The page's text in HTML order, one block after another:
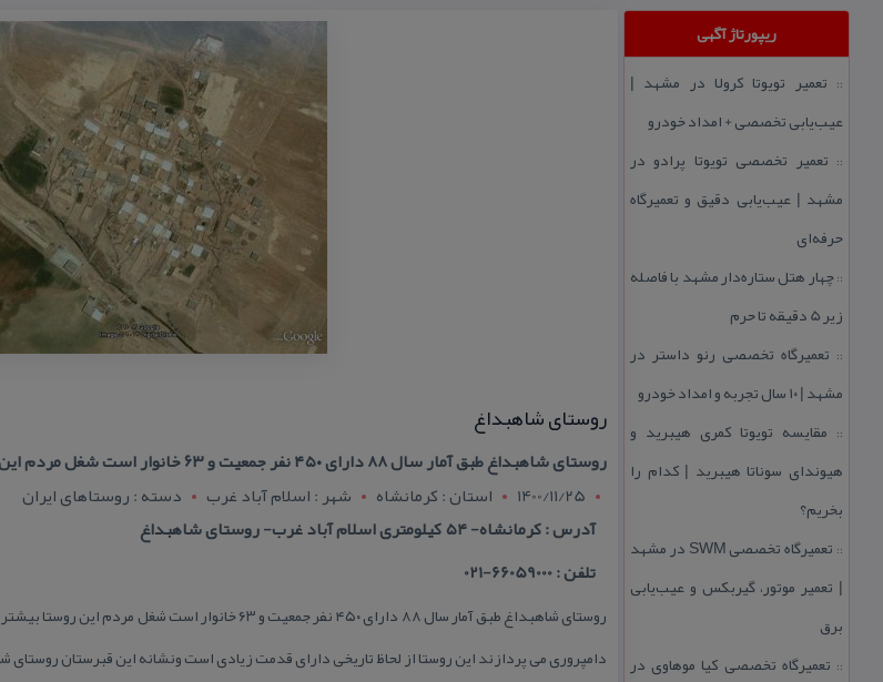
ریپورتاژ آگهی
:: تعمیر تویوتا كرولا در مشهد |
عیب‌یابی تخصصی + امداد خودرو
:: تعمیر تخصصی تویوتا پرادو در
مشهد | عیب‌یابی دقیق و تعمیرگاه
حرفه‌ای
::چهار هتل‌ ستاره‌دار مشهد با فاصله
زیر 5 دقیقه تا حرم
:: تعمیرگاه تخصصی رنو داستر در
مشهد | ۱۰ سال تجربه و امداد خودرو
:: مقایسه تویوتا كمری هیبرید و
هیوندای سوناتا هیبرید | كدام را
بخریم؟
::
تعمیرگاه تخصصی SWM در مشهد
| تعمیر موتور، گیربكس و عیب‌یابی
برق
:: تعمیرگاه تخصصی كیا موهاوی در
روستای شاهبداغ
روستای شاهبداغ طبق آمار سال ۸۸ دارای ۴۵۰ نفر جمعیت و ۶۳ خانوار است شغل مردم این روستا بیشتر شغل های آزاد وبیشتر
1400/11/25
استان : کرمانشاه شهر : اسلام آباد غرب
دسته : روستاهای ایران
آدرس : كرمانشاه- ۵۴ كیلومتری اسلام آباد غرب- روستای شاهبداغ
تلفن : 66059000-021
روستای شاهبداغ طبق آمار سال ۸۸ دارای ۴۵۰ نفر جمعیت و ۶۳
دامپروری می پردازند این روستا از لحاظ تاریخی دارای قدمت زیادی است ونشانه این قبرستان